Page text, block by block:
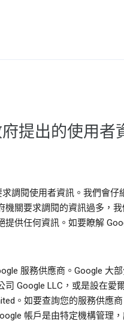
提出的使用者
調閱使用者資訊。我們會仔
關要求調閱的資訊過多，
提供任何資訊。如要瞭解
服務供應商。Google 大
Google LLC，或是設在愛
。如要查詢您的服務供應
帳戶是由特定機構管理